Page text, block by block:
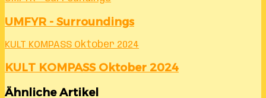
UMFYR - Surroundings
KULT KOMPASS Oktober 2024
KULT KOMPASS Oktober 2024
Ähnliche Artikel